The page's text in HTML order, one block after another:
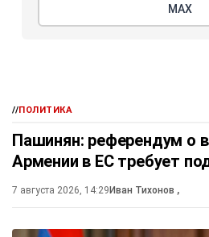
МАХ
//ПОЛИТИКА
Пашинян: референдум о
Армении в ЕС требует
7 августа 2026, 14:29Иван Тихонов ,